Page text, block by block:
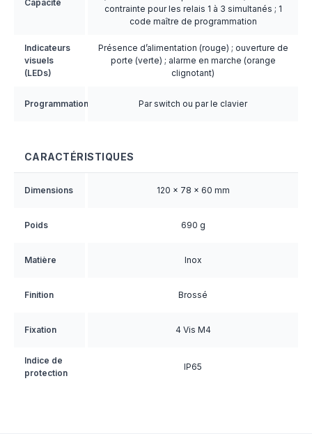
Capacité
contrainte pour les relais 1 à 3 simultanés ; 1
code maître de programmation
Indicateurs
visuels
(LEDs)
Présence d’alimentation (rouge) ; ouverture de
porte (verte) ; alarme en marche (orange
clignotant)
Programmation Par switch ou par le clavier
CARACTÉRISTIQUES
Dimensions 120 × 78 × 60 mm
Poids 690 g
Matière Inox
Finition Brossé
Fixation 4 Vis M4
Indice de
protection
IP65